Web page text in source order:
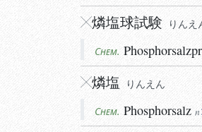
燐塩球試験 りんえ
Chem.
燐塩 りんえん
Chem. Phosphorsalz n